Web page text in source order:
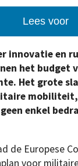
Lees voor
innovatie en
het budget
Het grote
enkel
de Europese
voor